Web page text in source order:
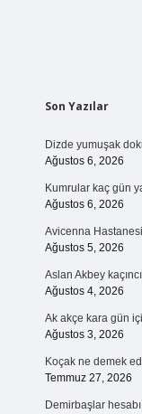
Son Yazılar
Dizde yumuşak
Ağustos 6, 2026
Kumrular kaç gün
Ağustos 6, 2026
Avicenna
Ağustos 5, 2026
Aslan Akbey
Ağustos 4, 2026
Ak akçe kara gün
Ağustos 3, 2026
Koçak ne demek
Temmuz 27, 2026
Demirbaşlar